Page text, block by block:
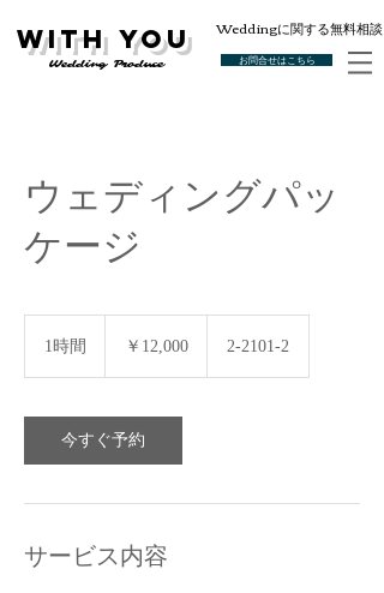
With You
Wedding Produce お問合せはこちら
Weddingに関する無料相談
ウェディングパッ
ケージ
1時間 ￥12,000 2-2101-2
今すぐ予約
サービス内容